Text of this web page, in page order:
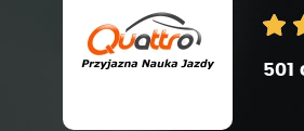
501